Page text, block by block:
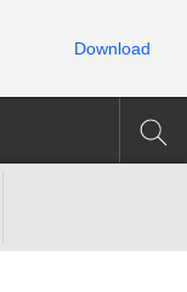
Download